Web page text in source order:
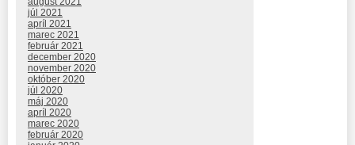
júl 2021
apríl 2021
marec 2021
február 2021
december 2020
november 2020
október 2020
júl 2020
máj 2020
apríl 2020
marec 2020
február 2020